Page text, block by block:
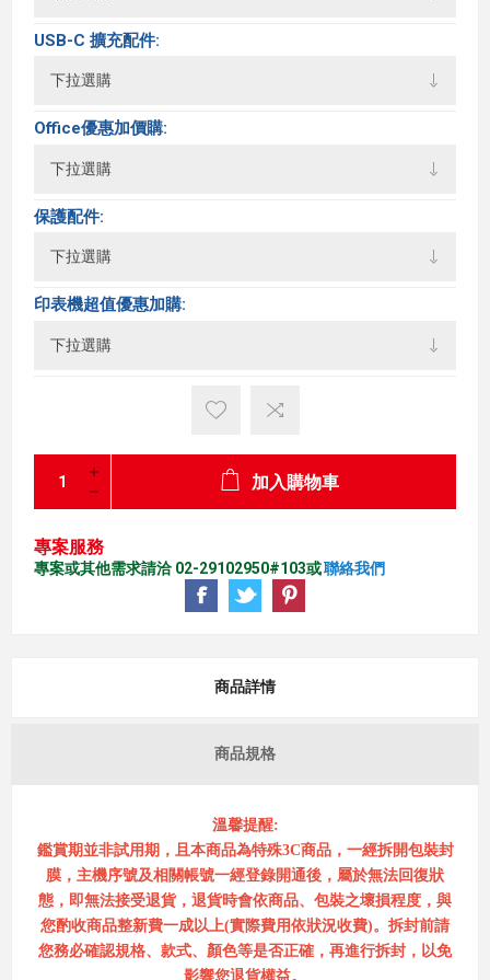
USB-C 擴充配件:
Office優惠加價購:
保護配件:
印表機超值優惠加購:
加入購物車
專案服務
專案或其他需求請洽 02-29102950#103或聯絡我們
商品詳情
商品規格
溫馨提醒:
鑑賞期並非試用期，且本商品為特殊3C商品，一經拆開包裝封
膜，主機序號及相關帳號一經登錄開通後，屬於無法回復狀
態，即無法接受退貨，退貨時會依商品、包裝之壞損程度，與
您酌收商品整新費一成以上(實際費用依狀況收費)。拆封前請
您務必確認規格、款式、顏色等是否正確，再進行拆封，以免
影響您退貨權益。